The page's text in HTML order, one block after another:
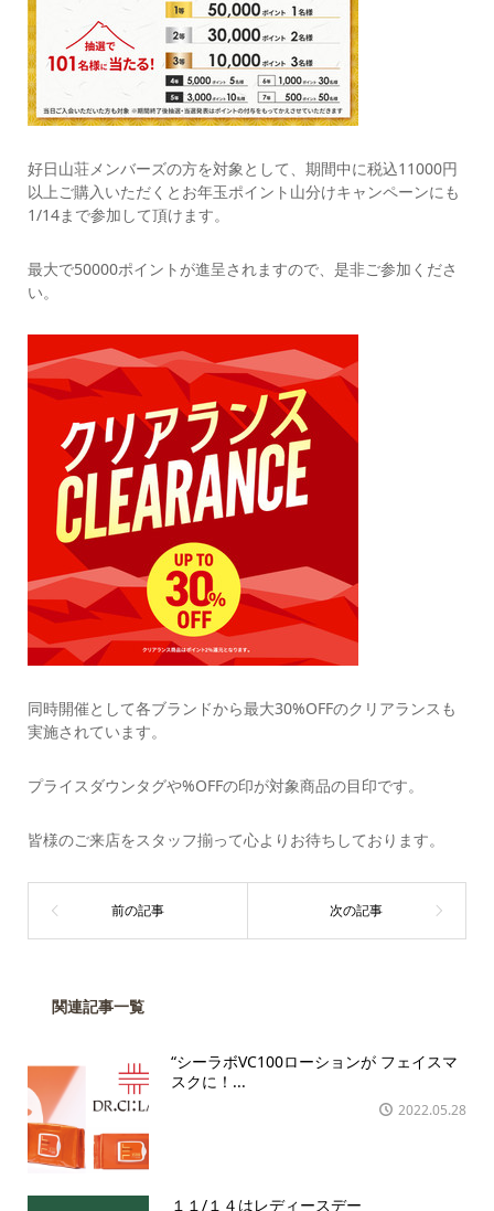
好日山荘メンバーズの方を対象として、期間中に税込11000円
以上ご購入いただくとお年玉ポイント山分けキャンペーンにも
1/14まで参加して頂けます。
最大で50000ポイントが進呈されますので、是非ご参加くださ
い。
同時開催として各ブランドから最大30%OFFのクリアランスも
実施されています。
プライスダウンタグや%OFFの印が対象商品の目印です。
皆様のご来店をスタッフ揃って心よりお待ちしております。
関連記事一覧
“シーラボVC100ローションが フェイスマ
スクに！...
2022.05.28
１１/１４はレディースデー